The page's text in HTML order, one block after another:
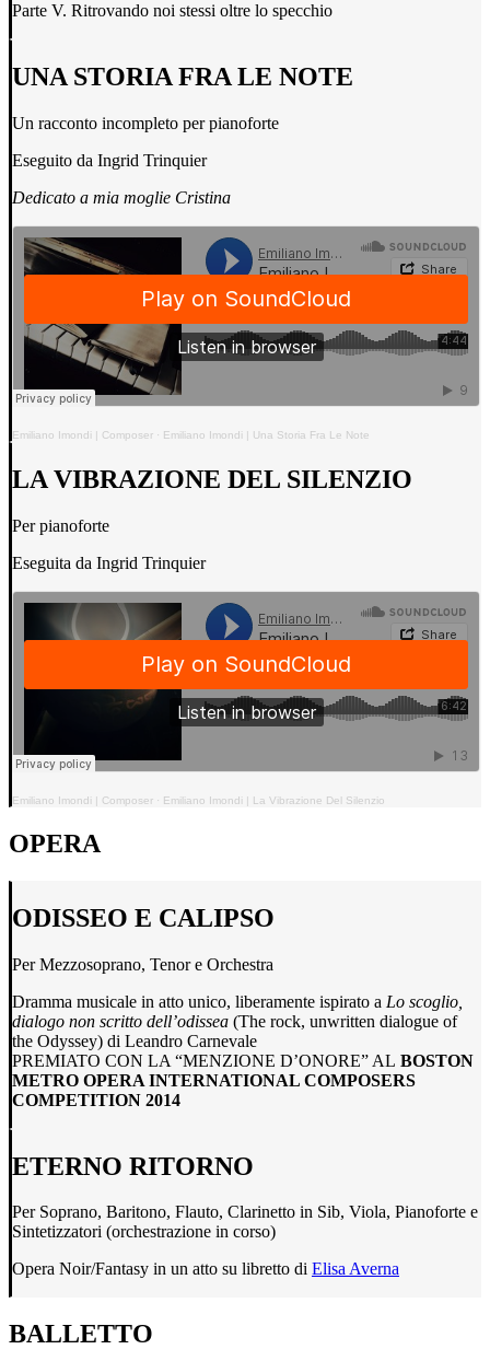
Parte V. Ritrovando noi stessi oltre lo specchio
UNA STORIA FRA LE NOTE
Un racconto incompleto per pianoforte
Eseguito da Ingrid Trinquier
Dedicato a mia moglie Cristina
Emiliano Imondi | Composer · Emiliano Imondi | Una Storia Fra Le Note
LA VIBRAZIONE DEL SILENZIO
Per pianoforte
Eseguita da Ingrid Trinquier
Emiliano Imondi | Composer · Emiliano Imondi | La Vibrazione Del Silenzio
OPERA
ODISSEO E CALIPSO
Per Mezzosoprano, Tenor e Orchestra
Dramma musicale in atto unico, liberamente ispirato a Lo scoglio,
dialogo non scritto dell’odissea (The rock, unwritten dialogue of
the Odyssey) di Leandro Carnevale
PREMIATO CON LA “MENZIONE D’ONORE” AL BOSTON
METRO OPERA INTERNATIONAL COMPOSERS
COMPETITION 2014
ETERNO RITORNO
Per Soprano, Baritono, Flauto, Clarinetto in Sib, Viola, Pianoforte e
Sintetizzatori (orchestrazione in corso)
Opera Noir/Fantasy in un atto su libretto di Elisa Averna
BALLETTO